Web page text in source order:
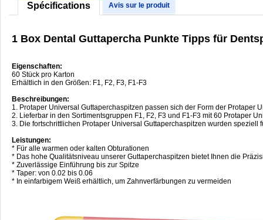
Spécifications Avis sur le produit
1 Box Dental Guttapercha Punkte Tipps für
Eigenschaften:
60 Stück pro Karton
Erhältlich in den Größen: F1, F2, F3, F1-F3
Beschreibungen:
1. Protaper Universal Guttaperchaspitzen passen sich der Form der
2. Lieferbar in den Sortimentsgruppen F1, F2, F3 und F1-F3 mit 60 Protaper
3. Die fortschrittlichen Protaper Universal Guttaperchaspitzen wurden
Leistungen:
* Für alle warmen oder kalten Obturationen
* Das hohe Qualitätsniveau unserer Guttaperchaspitzen bietet Ihnen die
* Zuverlässige Einführung bis zur Spitze
* Taper: von 0.02 bis 0.06
* In einfarbigem Weiß erhältlich, um Zahnverfärbungen zu vermeiden